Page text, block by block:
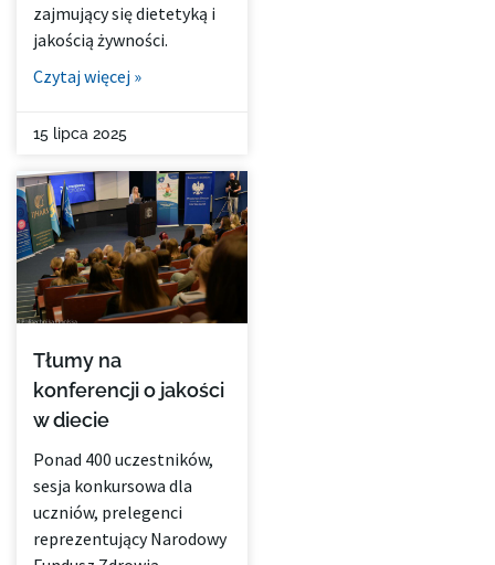
zajmujący się dietetyką i
jakością żywności.
Czytaj więcej »
15 lipca 2025
Tłumy na
konferencji o jakości
w diecie
Ponad 400 uczestników,
sesja konkursowa dla
uczniów, prelegenci
reprezentujący Narodowy